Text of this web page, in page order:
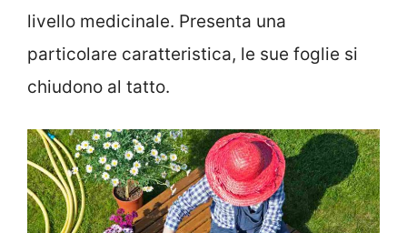
livello medicinale. Presenta una
particolare caratteristica, le sue foglie si
chiudono al tatto.